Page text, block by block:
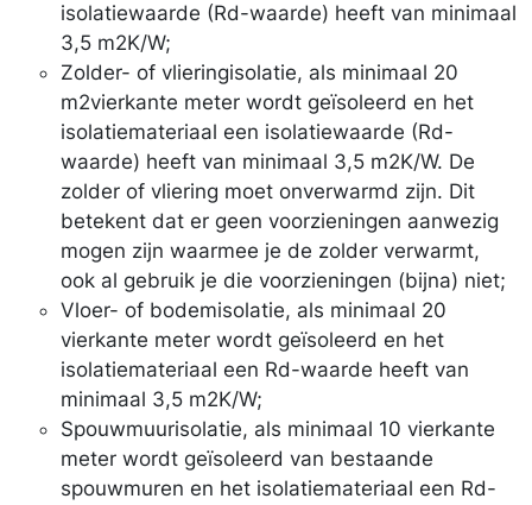
isolatiewaarde (Rd-waarde) heeft van minimaal
3,5 m2K/W;
Zolder- of vlieringisolatie, als minimaal 20
m2vierkante meter wordt geïsoleerd en het
isolatiemateriaal een isolatiewaarde (Rd-
waarde) heeft van minimaal 3,5 m2K/W. De
zolder of vliering moet onverwarmd zijn. Dit
betekent dat er geen voorzieningen aanwezig
mogen zijn waarmee je de zolder verwarmt,
ook al gebruik je die voorzieningen (bijna) niet;
Vloer- of bodemisolatie, als minimaal 20
vierkante meter wordt geïsoleerd en het
isolatiemateriaal een Rd-waarde heeft van
minimaal 3,5 m2K/W;
Spouwmuurisolatie, als minimaal 10 vierkante
meter wordt geïsoleerd van bestaande
spouwmuren en het isolatiemateriaal een Rd-